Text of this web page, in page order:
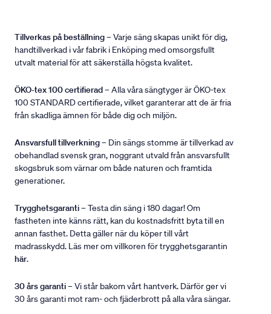
Tillverkas på beställning– Varje säng skapas unikt för dig,
handtillverkad i vår fabrik i Enköping med omsorgsfullt
utvalt material för att säkerställa högsta kvalitet.
ÖKO-tex 100 certifierad– Alla våra sängtyger är ÖKO-tex
100 STANDARD certifierade, vilket garanterar att de är fria
från skadliga ämnen för både dig och miljön.
Ansvarsfull tillverkning– Din sängs stomme är tillverkad av
obehandlad svensk gran, noggrant utvald från ansvarsfullt
skogsbruk som värnar om både naturen och framtida
generationer.
Trygghetsgaranti– Testa din säng i 180 dagar! Om
fastheten inte känns rätt, kan du kostnadsfritt byta till en
annan fasthet. Detta gäller när du köper till vårt
madrasskydd. Läs mer om villkoren för trygghetsgarantin
här.
30 års garanti– Vi står bakom vårt hantverk. Därför ger vi
30 års garanti mot ram- och fjäderbrott på alla våra sängar.